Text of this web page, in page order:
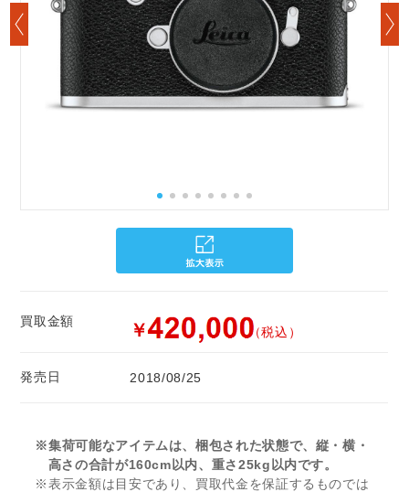
買取金額 ￥ （税込）
発売日 2018/08/25
※集荷可能なアイテムは、梱包された状態で、縦・横・
高さの合計が160cm以内、重さ25kg以内です。
※表示金額は目安であり、買取代金を保証するものでは